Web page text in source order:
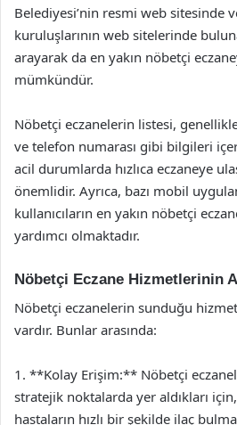
Belediyesi’nin resmi web sitesinde
kuruluşlarının web sitelerinde
arayarak da en yakın nöbetçi
mümkündür.
Nöbetçi eczanelerin listesi,
ve telefon numarası gibi bilgileri
acil durumlarda hızlıca eczaneye
önemlidir. Ayrıca, bazı mobil
kullanıcıların en yakın nöbetçi
yardımcı olmaktadır.
Nöbetçi Eczane Hizmetlerinin
Nöbetçi eczanelerin sunduğu
vardır. Bunlar arasında:
1. **Kolay Erişim:** Nöbetçi
stratejik noktalarda yer aldıkları
hastaların hızlı bir şekilde ilaç